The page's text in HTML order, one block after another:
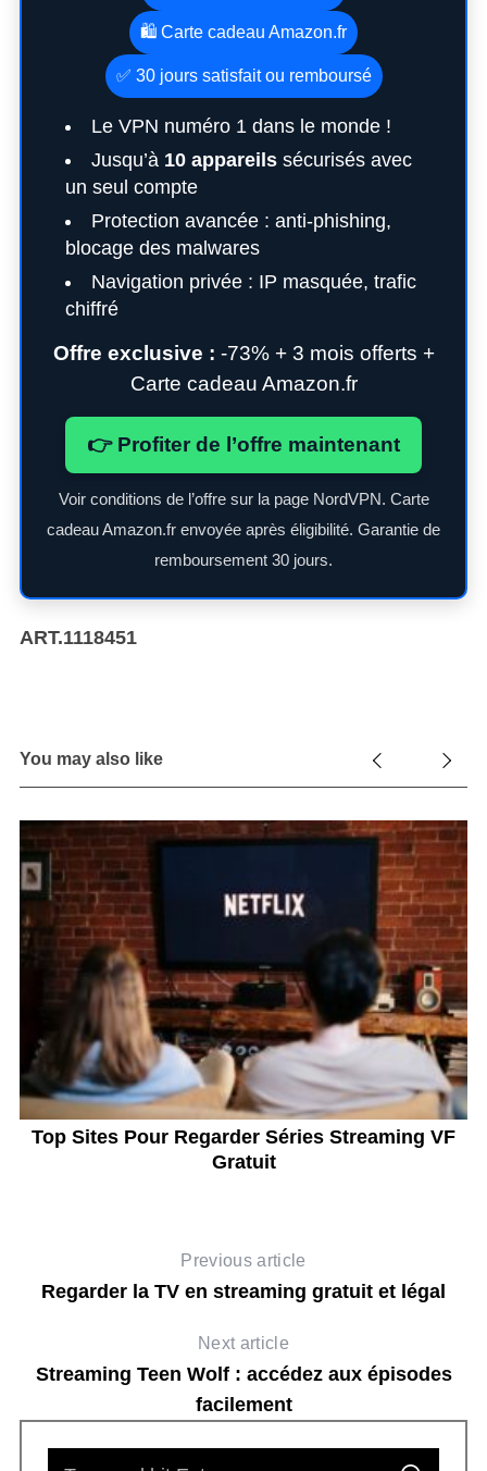
🛍️ Carte cadeau Amazon.fr
✅ 30 jours satisfait ou remboursé
Le VPN numéro 1 dans le monde !
Jusqu’à 10 appareilssécurisés avec
un seul compte
Protection avancée : anti-phishing,
blocage des malwares
Navigation privée : IP masquée, trafic
chiffré
Offre exclusive : -73% + 3 mois offerts +
Carte cadeau Amazon.fr
👉 Profiter de l’offre maintenant
Voir conditions de l’offre sur la page NordVPN. Carte
cadeau Amazon.fr envoyée après éligibilité. Garantie de
remboursement 30 jours.
ART.1118451
You may also like
Top Sites Pour Regarder Séries Streaming VF
Gratuit
Previous article
Regarder la TV en streaming gratuit et légal
Next article
Streaming Teen Wolf : accédez aux épisodes
facilement